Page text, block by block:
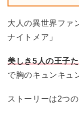
大人の異世界ファ
ナイトメア」
美しき5人の王子
で胸のキュンキュ
ストーリーは2つ